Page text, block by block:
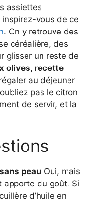
assiettes
vous de ce
. On y retrouve des
céréalière, des
glisser un reste de
olives, recette
au déjeuner
pas le citron
de servir, et la
peau Oui, mais
apporte du goût. Si
d’huile en